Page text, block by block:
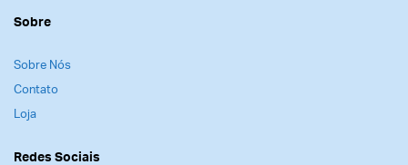
Sobre
Sobre Nós
Contato
Loja
Redes Sociais